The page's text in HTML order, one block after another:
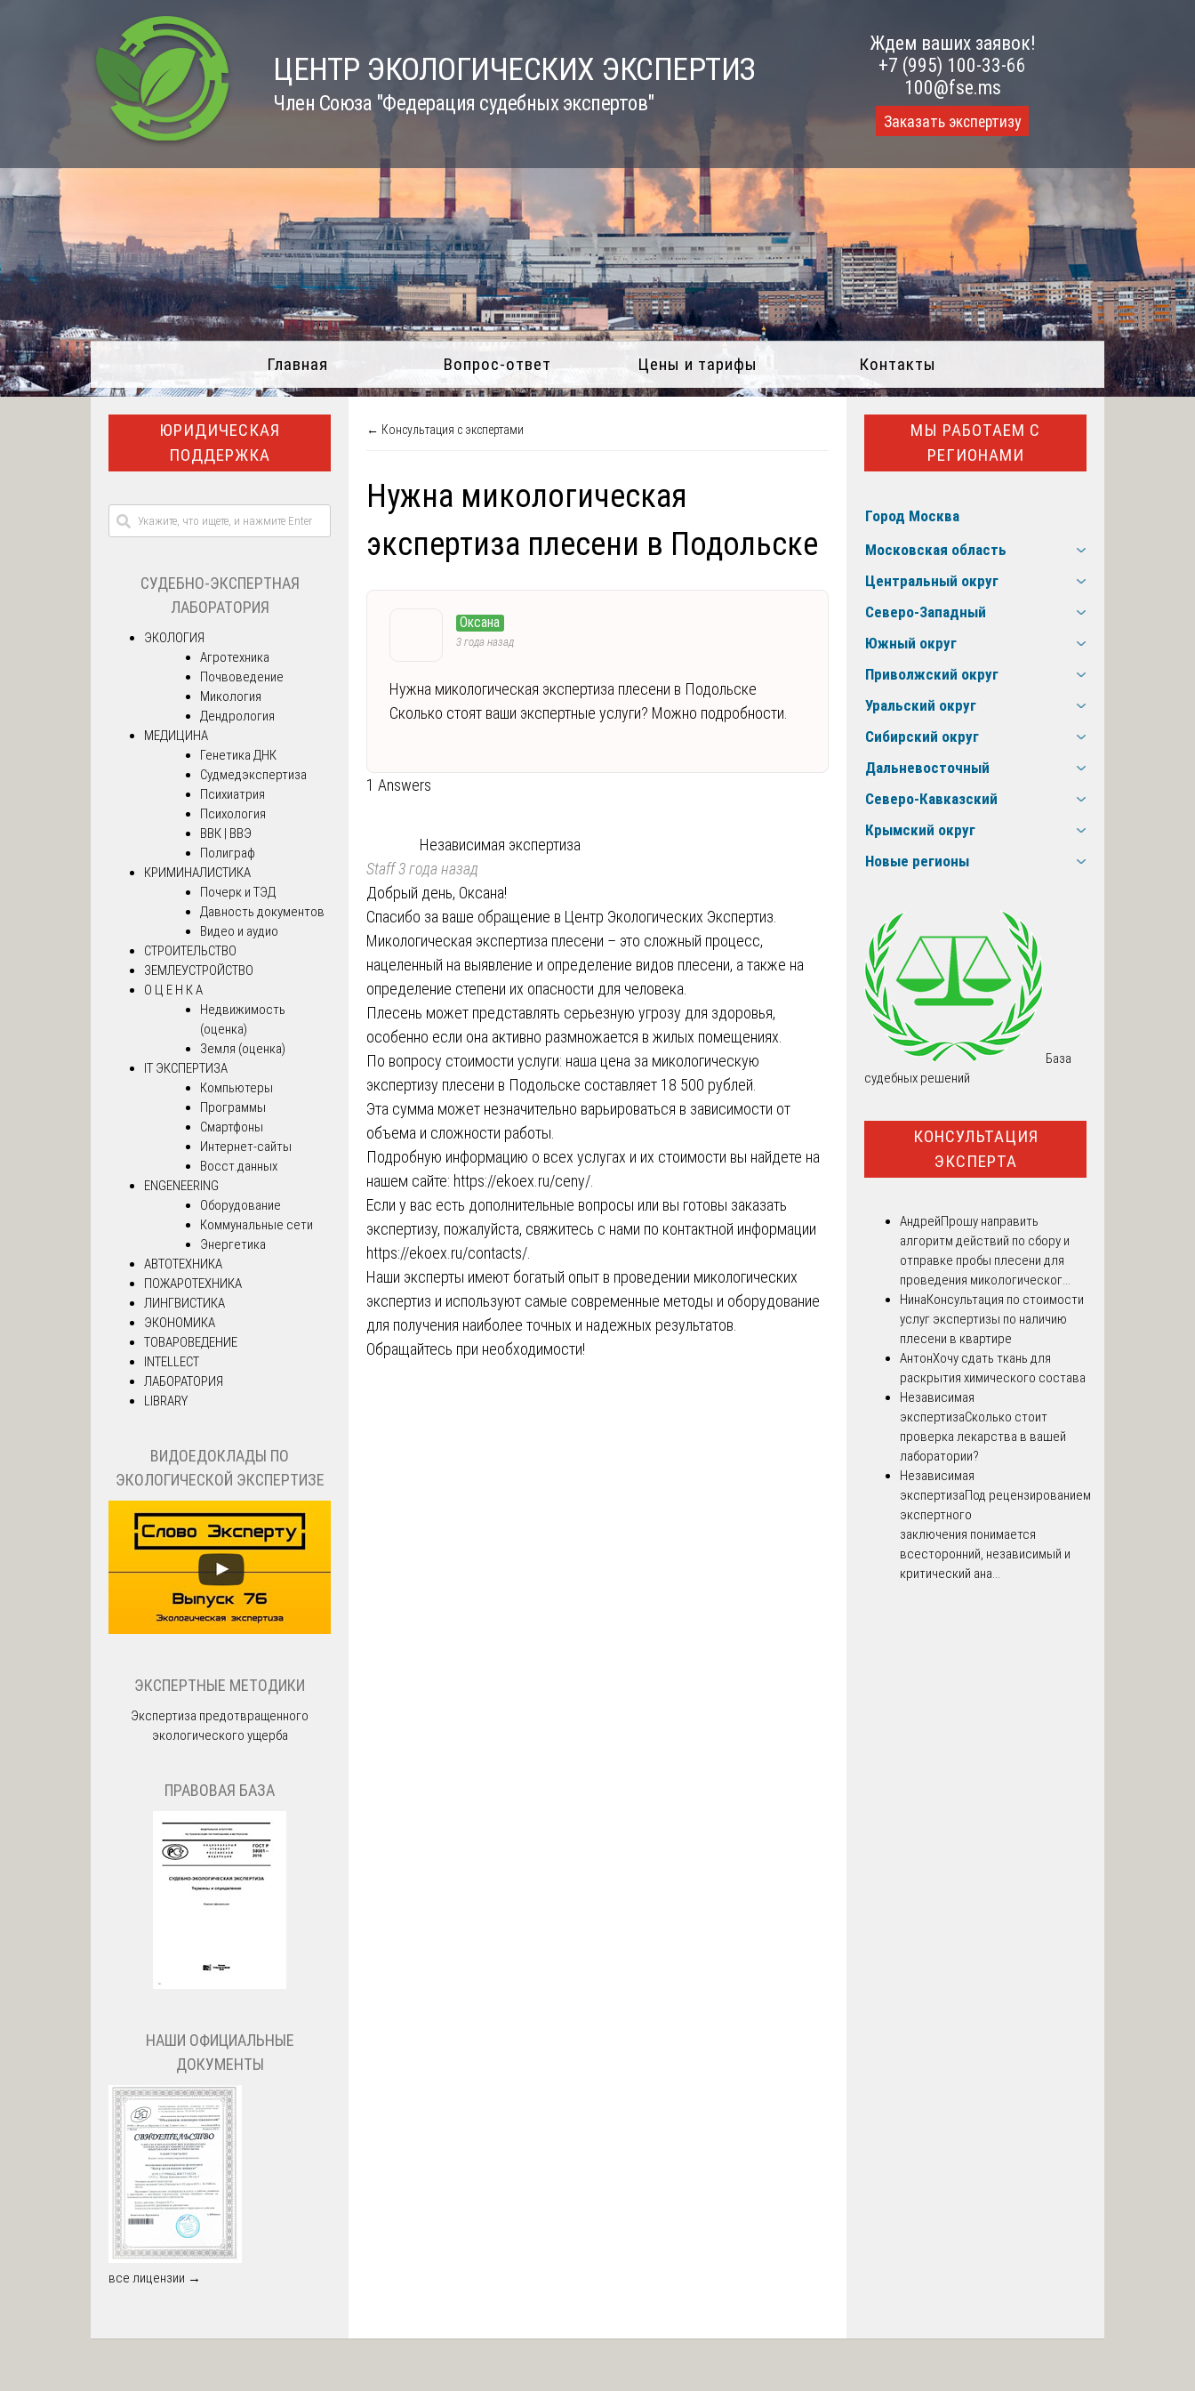
ЦЕНТР ЭКОЛОГИЧЕСКИХ ЭКСПЕРТИЗ
Член Союза "Федерация судебных экспертов"
Ждем ваших заявок!
+7 (995) 100-33-66
100@fse.ms
Заказать экспертизу
Главная Вопрос-ответ Цены и тарифы Контакты
← Консультация с экспертами
Нужна микологическая
экспертиза плесени в Подольске
Оксана
3 года назад
Нужна микологическая экспертиза плесени в Подольске
Сколько стоят ваши экспертные услуги? Можно подробности.
1 Answers
Независимая экспертиза
Staff3 года назад
Добрый день, Оксана!
Спасибо за ваше обращение в Центр Экологических Экспертиз.
Микологическая экспертиза плесени – это сложный процесс,
нацеленный на выявление и определение видов плесени, а также на
определение степени их опасности для человека.
Плесень может представлять серьезную угрозу для здоровья,
особенно если она активно размножается в жилых помещениях.
По вопросу стоимости услуги: наша цена за микологическую
экспертизу плесени в Подольске составляет 18 500 рублей.
Эта сумма может незначительно варьироваться в зависимости от
объема и сложности работы.
Подробную информацию о всех услугах и их стоимости вы найдете на
нашем сайте: https://ekoex.ru/ceny/
Если у вас есть дополнительные вопросы или вы готовы заказать
экспертизу, пожалуйста, свяжитесь с нами по контактной информации
https://ekoex.ru/contacts/
Наши эксперты имеют богатый опыт в проведении микологических
экспертиз и используют самые современные методы и оборудование
для получения наиболее точных и надежных результатов.
Обращайтесь при необходимости!
ЮРИДИЧЕСКАЯ
ПОДДЕРЖКА
СУДЕБНО-ЭКСПЕРТНАЯ
ЛАБОРАТОРИЯ
ЭКОЛОГИЯ
Агротехника
Почвоведение
Микология
Дендрология
МЕДИЦИНА
Генетика ДНК
Судмедэкспертиза
Психиатрия
Психология
ВВК | ВВЭ
Полиграф
КРИМИНАЛИСТИКА
Почерк и ТЭД
Давность документов
Видео и аудио
СТРОИТЕЛЬСТВО
ЗЕМЛЕУСТРОЙСТВО
О Ц Е Н К А
Недвижимость
(оценка)
Земля (оценка)
IT ЭКСПЕРТИЗА
Компьютеры
Программы
Смартфоны
Интернет-сайты
Восст.данных
ENGENEERING
Оборудование
Коммунальные сети
Энергетика
АВТОТЕХНИКА
ПОЖАРОТЕХНИКА
ЛИНГВИСТИКА
ЭКОНОМИКА
ТОВАРОВЕДЕНИЕ
INTELLECT
ЛАБОРАТОРИЯ
LIBRARY
ВИДОЕДОКЛАДЫ ПО
ЭКОЛОГИЧЕСКОЙ ЭКСПЕРТИЗЕ
ЭКСПЕРТНЫЕ МЕТОДИКИ
Экспертиза предотвращенного
экологического ущерба
ПРАВОВАЯ БАЗА
НАШИ ОФИЦИАЛЬНЫЕ
ДОКУМЕНТЫ
все лицензии →
МЫ РАБОТАЕМ С
РЕГИОНАМИ
Город Москва
Московская область
Центральный округ
Северо-Западный
Южный округ
Приволжский округ
Уральский округ
Сибирский округ
Дальневосточный
Северо-Кавказский
Крымский округ
Новые регионы
База
судебных решений
КОНСУЛЬТАЦИЯ
ЭКСПЕРТА
АндрейПрошу направить
алгоритм действий по сбору и
отправке пробы плесени для
проведения микологическог...
НинаКонсультация по стоимости
услуг экспертизы по наличию
плесени в квартире
АнтонХочу сдать ткань для
раскрытия химического состава
Независимая
экспертизаСколько стоит
проверка лекарства в вашей
лаборатории?
Независимая
экспертизаПод рецензированием
экспертного
заключения понимается
всесторонний, независимый и
критический ана...